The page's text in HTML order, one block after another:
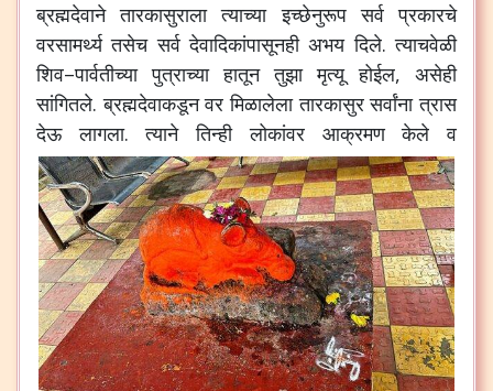
ब्रह्मदेवाने तारकासुराला त्याच्या इच्छेनुरूप सर्व प्रकारचे
वरसामर्थ्य तसेच सर्व देवादिकांपासूनही अभय दिले.त्याचवेळी
शिव–पार्वतीच्या पुत्राच्या हातून तुझा मृत्यू होईल, असेही
सांगितले.ब्रह्मदेवाकडून वर मिळालेला तारकासुर सर्वांना त्रास
देऊ
लागला.त्याने तिन्ही लोकांवर आक्रमण केले व